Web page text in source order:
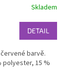
Skladem
DETAIL
barvě.
polyester, 15 %